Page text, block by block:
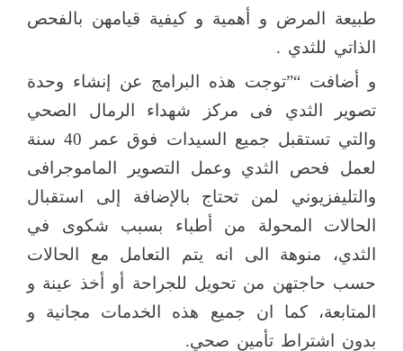
طبيعة المرض و أهمية و كيفية قيامهن بالفحص
الذاتي للثدي .
و أضافت “”توجت هذه البرامج عن إنشاء وحدة
تصوير الثدي فى مركز شهداء الرمال الصحي
والتي تستقبل جميع السيدات فوق عمر 40 سنة
لعمل فحص الثدي وعمل التصوير الماموجرافى
والتليفزيوني لمن تحتاج بالإضافة إلى استقبال
الحالات المحولة من أطباء بسبب شكوى في
الثدي، منوهة الى انه يتم التعامل مع الحالات
حسب حاجتهن من تحويل للجراحة أو أخذ عينة و
المتابعة، كما ان جميع هذه الخدمات مجانية و
بدون اشتراط تأمين صحي.